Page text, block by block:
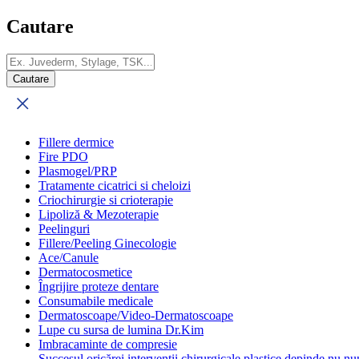
Cautare
Fillere dermice
Fire PDO
Plasmogel/PRP
Tratamente cicatrici si cheloizi
Criochirurgie si crioterapie
Lipoliză & Mezoterapie
Peelinguri
Fillere/Peeling Ginecologie
Ace/Canule
Dermatocosmetice
Îngrijire proteze dentare
Consumabile medicale
Dermatoscoape/Video-Dermatoscoape
Lupe cu sursa de lumina Dr.Kim
Imbracaminte de compresie